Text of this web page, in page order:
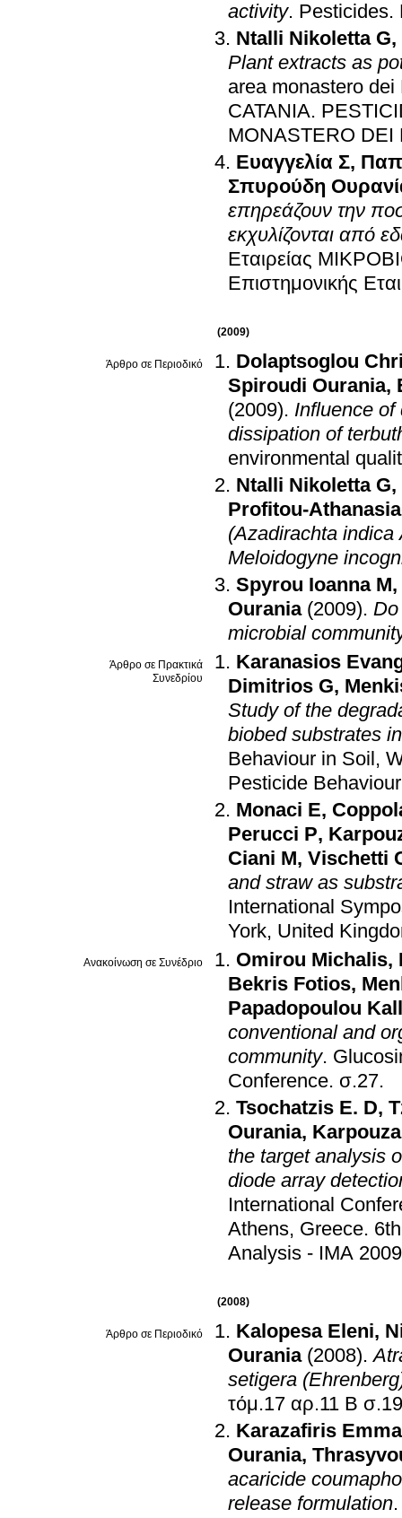
activity. Pesticides.
Ntalli Nikoletta G,
Plant extracts as
area monastero dei
CATANIA.
MONASTERO DEI
Ευαγγελία Σ,
Σπυρούδη
επηρεάζουν την
εκχυλίζονται από
Εταιρείας
Επιστημονικής
(2009)
Άρθρο σε Περιοδικό
Dolaptsoglou
Spiroudi Ourania,
(2009). Influence of
dissipation of
environmental
Ntalli Nikoletta G,
Profitou-
(Azadirachta indica
Meloidogyne
Spyrou Ioanna M,
Ourania (2009).
microbial
Άρθρο σε Πρακτικά
Συνεδρίου
Karanasios
Dimitrios G,
Study of the
biobed substrates
Behaviour in Soil,
Pesticide
Monaci E,
Perucci P,
Ciani M, Vischetti
and straw as
International
York, United
Ανακοίνωση σε Συνέδριο Omirou Michalis,
Bekris Fotios,
Papadopoulou
conventional and
community.
Conference. σ.27.
Tsochatzis E. D,
Ourania,
the target analysis
diode array
International
Athens, Greece.
Analysis - IMA
(2008)
Άρθρο σε Περιοδικό Kalopesa Eleni,
Ourania (2008).
setigera
τόμ.17
Karazafiris
Ourania,
acaricide
release formulation